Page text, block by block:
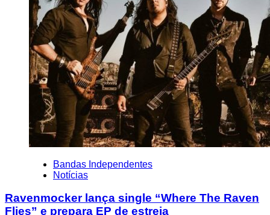
Bandas Independentes
Notícias
Ravenmocker lança single “Where The Raven
Flies” e prepara EP de estreia